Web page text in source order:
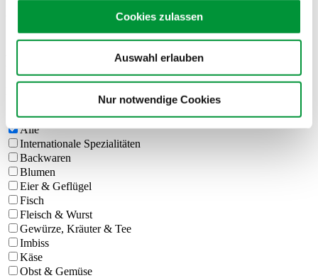
Cookies zulassen
Auswahl erlauben
Nur notwendige Cookies
Wochenmärkte
Rot / Hans-Scharoun-Platz
Alle
Internationale Spezialitäten
Backwaren
Blumen
Eier & Geflügel
Fisch
Fleisch & Wurst
Gewürze, Kräuter & Tee
Imbiss
Käse
Obst & Gemüse